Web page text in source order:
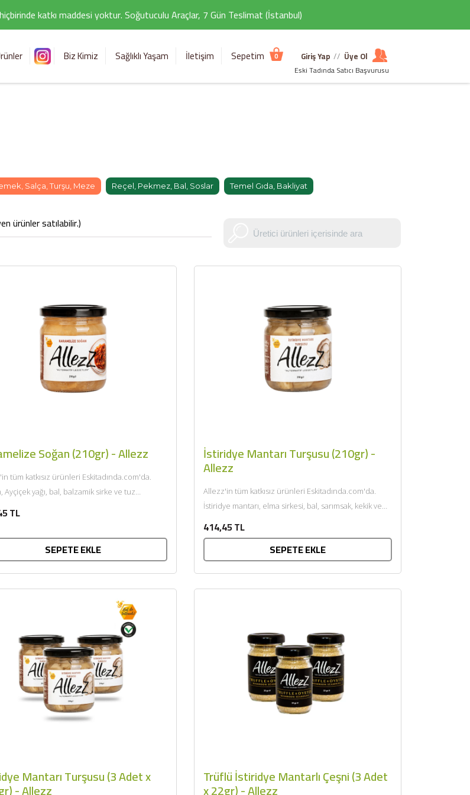
katkı maddesi yoktur. Soğutuculu Araçlar, 7 Gün Teslimat (İstanbul)
Biz Kimiz Sağlıklı Yaşam İletişim Sepetim 0 Giriş Yap // Üye Ol
Eski Tadında Satıcı Başvurusu
Salça, Turşu, Meze Reçel, Pekmez, Bal, Soslar Temel Gıda, Bakliyat
ürünler satılabilir.)
Soğan (210gr) - Allezz
tüm katkısız ürünleri Eskitadında.com'da.
Ayçiçek yağı, bal, balzamik sirke ve tuz
TL
SEPETE EKLE
İstiridye Mantarı Turşusu (210gr) -
Allezz
Allezz'in tüm katkısız ürünleri Eskitadında.com'da.
İstiridye mantarı, elma sirkesi, bal, sarımsak, kekik ve
414,45 TL
SEPETE EKLE
Mantarı Turşusu (3 Adet x
- Allezz
Trüflü İstiridye Mantarlı Çeşni (3 Adet
x 22gr) - Allezz